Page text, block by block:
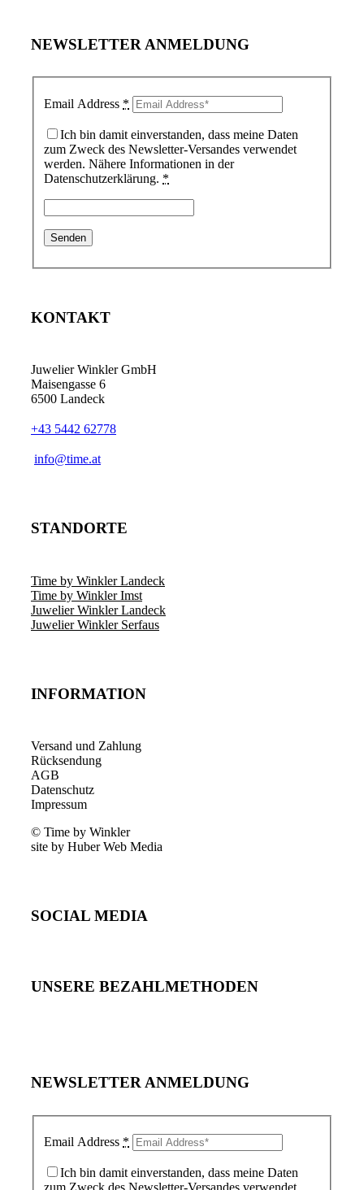
NEWSLETTER ANMELDUNG
Email Address *
Ich bin damit einverstanden, dass meine Daten
zum Zweck des Newsletter-Versandes verwendet
werden. Nähere Informationen in der
Datenschutzerklärung. *
KONTAKT
Juwelier Winkler GmbH
Maisengasse 6
6500 Landeck
+43 5442 62778
info@time.at
STANDORTE
Time by Winkler Landeck
Time by Winkler Imst
Juwelier Winkler Landeck
Juwelier Winkler Serfaus
INFORMATION
Versand und Zahlung
Rücksendung
AGB
Datenschutz
Impressum
© Time by Winkler
site by Huber Web Media
SOCIAL MEDIA
UNSERE BEZAHLMETHODEN
NEWSLETTER ANMELDUNG
Email Address *
Ich bin damit einverstanden, dass meine Daten